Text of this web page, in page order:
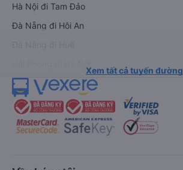
Hà Nội đi Tam Đảo
Đà Nẵng đi Hội An
Xem tất cả tuyến đường